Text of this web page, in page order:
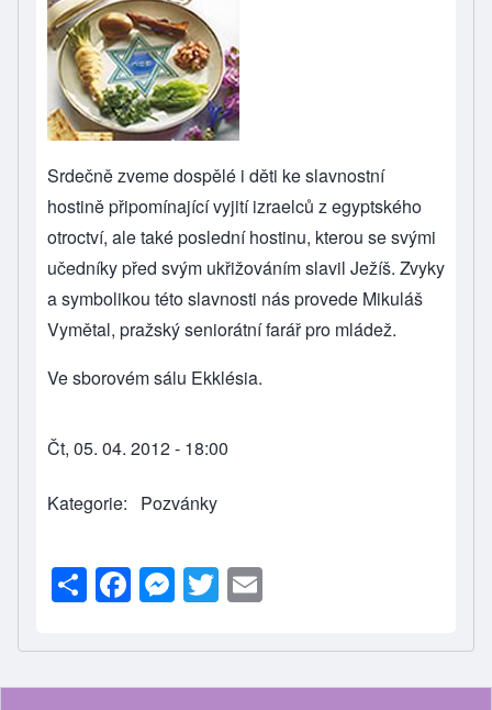
Srdečně zveme dospělé i děti ke slavnostní
hostině připomínající vyjití izraelců z egyptského
otroctví, ale také poslední hostinu, kterou se svými
učedníky před svým ukřižováním slavil Ježíš. Zvyky
a symbolikou této slavnosti nás provede Mikuláš
Vymětal, pražský seniorátní farář pro mládež.
Ve sborovém sálu Ekklésia.
Čt, 05. 04. 2012 - 18:00
Kategorie Pozvánky
S
h
ar
e
F
a
c
e
M
e
ss
e
T
wi
tt
er
ail